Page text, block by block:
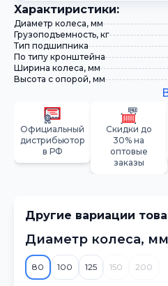
Xарактиристики:
Диаметр колеса, мм
Грузоподъемность, кг
Тип подшипника
По типу кронштейна
Ширина колеса, мм
Высота с опорой, мм
Официальный
дистрибьютор
в РФ
Скидки до
30% на
оптовые
заказы
Другие вариации
Диаметр колеса, мм
80 100 125 150 200